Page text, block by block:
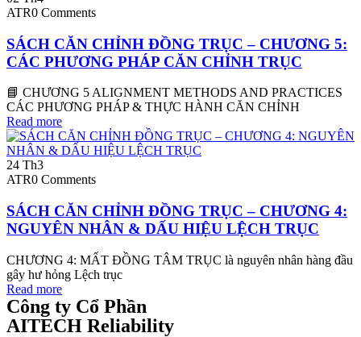
ATR0 Comments
SÁCH CĂN CHỈNH ĐỒNG TRỤC – CHƯƠNG 5:
CÁC PHƯƠNG PHÁP CĂN CHỈNH TRỤC
📘 CHƯƠNG 5 ALIGNMENT METHODS AND PRACTICES
CÁC PHƯƠNG PHÁP & THỰC HÀNH CĂN CHỈNH
Read more
24 Th3
ATR0 Comments
SÁCH CĂN CHỈNH ĐỒNG TRỤC – CHƯƠNG 4:
NGUYÊN NHÂN & DẤU HIỆU LỆCH TRỤC
CHƯƠNG 4: MẤT ĐỒNG TÂM TRỤC là nguyên nhân hàng đầu
gây hư hỏng Lệch trục
Read more
Công ty Cổ Phần
AITECH Reliability